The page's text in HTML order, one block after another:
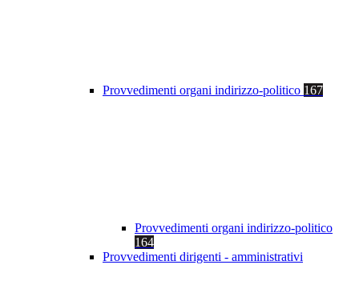
Provvedimenti organi indirizzo-politico 167
Provvedimenti organi indirizzo-politico
164
Provvedimenti dirigenti - amministrativi